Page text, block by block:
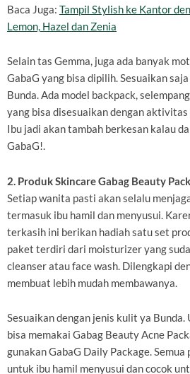
Baca Juga: Tampil Stylish ke Kantor
Lemon, Hazel dan Zenia
Selain tas Gemma, juga ada banyak
GabaG yang bisa dipilih. Sesuaikan
Bunda. Ada model backpack,
yang bisa disesuaikan dengan
Ibu jadi akan tambah berkesan kalau
GabaG!.
2. Produk Skincare Gabag Beauty
Setiap wanita pasti akan selalu
termasuk ibu hamil dan menyusui.
terkasih ini berikan hadiah satu set
paket terdiri dari moisturizer yang
cleanser atau face wash. Dilengkapi
membuat lebih mudah membawanya.
Sesuaikan dengan jenis kulit ya
bisa memakai Gabag Beauty Acne
gunakan GabaG Daily Package. Semua
untuk ibu hamil menyusui dan cocok